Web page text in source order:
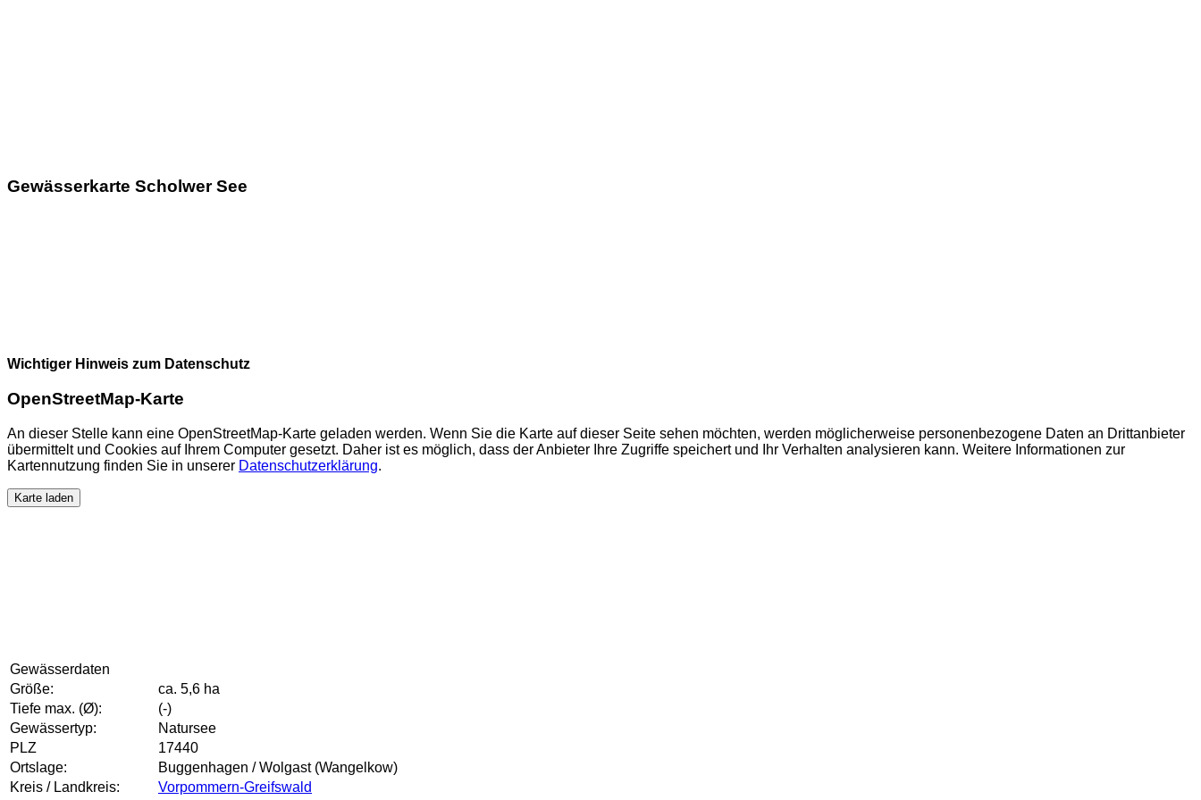
Gewässerkarte Scholwer See
Wichtiger Hinweis zum Datenschutz
OpenStreetMap-Karte
An dieser Stelle kann eine OpenStreetMap-Karte geladen werden. Wenn Sie die Karte auf dieser Seite sehen möchten, werden möglicherweise personenbezogene Daten an Drittanbieter
übermittelt und Cookies auf Ihrem Computer gesetzt. Daher ist es möglich, dass der Anbieter Ihre Zugriffe speichert und Ihr Verhalten analysieren kann. Weitere Informationen zur
Kartennutzung finden Sie in unserer Datenschutzerklärung.
Karte laden
Gewässerdaten
Größe:
ca. 5,6 ha
Tiefe max. (Ø):
(-)
Gewässertyp:
Natursee
PLZ
17440
Ortslage:
Buggenhagen / Wolgast (Wangelkow)
Kreis / Landkreis:
Vorpommern-Greifswald